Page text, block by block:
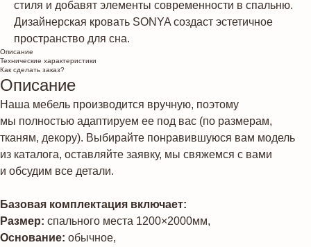
стиля и добавят элементы современности в спальню.
Дизайнерская кровать SONYA создаст эстетичное
пространство для сна.
Описание
Технические характеристики
Как сделать заказ?
Описание
Наша мебель производится вручную, поэтому
мы полностью адаптируем ее под вас (по размерам,
тканям, декору). Выбирайте понравившуюся вам модель
из каталога, оставляйте заявку, мы свяжемся с вами
и обсудим все детали.
Базовая комплектация включает:
Размер: спального места 1200×2000мм,
Основание: обычное,